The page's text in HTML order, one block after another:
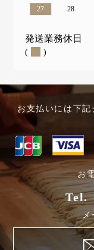
27
28
発送業務休日
( )
お支払いには下記
お
Tel.
メ